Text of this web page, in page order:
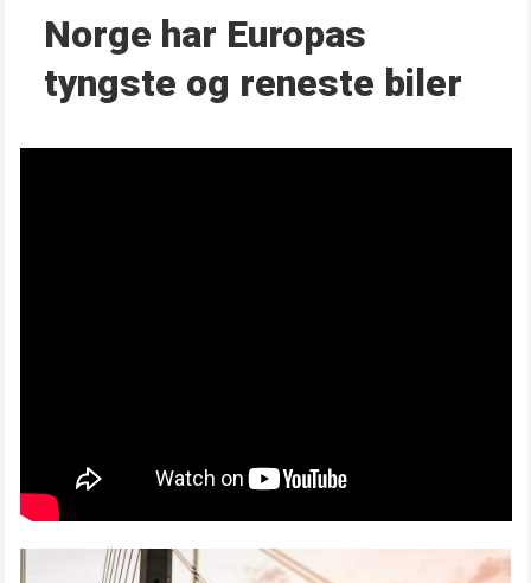
Norge har Europas
tyngste og reneste biler